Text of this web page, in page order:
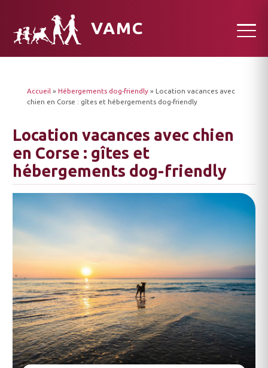
VAMC
Accueil » Hébergements dog-friendly » Location vacances avec
chien en Corse : gîtes et hébergements dog-friendly
Location vacances avec chien
en Corse : gîtes et
hébergements dog-friendly